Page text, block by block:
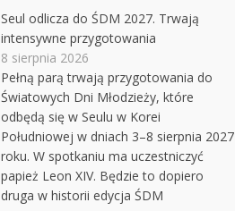
Seul odlicza do ŚDM 2027. Trwają
intensywne przygotowania
8 sierpnia 2026
Pełną parą trwają przygotowania do
Światowych Dni Młodzieży, które
odbędą się w Seulu w Korei
Południowej w dniach 3–8 sierpnia 2027
roku. W spotkaniu ma uczestniczyć
papież Leon XIV. Będzie to dopiero
druga w historii edycja ŚDM